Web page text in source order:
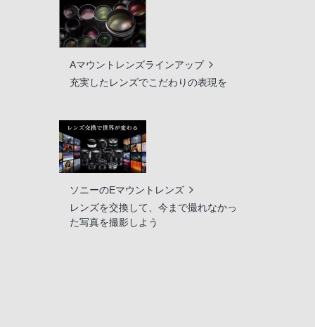
Aマウントレンズラインアップ
充実したレンズでこだわりの表現を
ソニーのEマウントレンズ
レンズを交換して、今まで撮れなかっ
た写真を撮影しよう